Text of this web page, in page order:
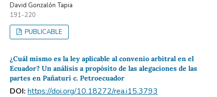
David Gonzalón Tapia
191-220
PUBLICABLE
¿Cuál mismo es la ley aplicable al convenio arbitral en el
Ecuador? Un análisis a propósito de las alegaciones de las
partes en Pañaturi c. Petroecuador
DOI: https://doi.org/10.18272/rea.i15.3793